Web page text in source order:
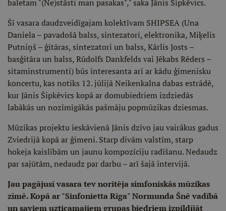
baletam "(Ne)stāsti man pasakas"," saka Jānis Šipkēvics.
Šī vasara daudzveidīgajam kolektīvam SHIPSEA (Una
Daniela – pavadošā balss, sintezatori, elektronika, Miķelis
Putniņš – ģitāras, sintezatori un balss, Kārlis Josts –
basģitāra un balss, Rūdolfs Dankfelds vai Jēkabs Rēders –
sitaminstrumenti) būs interesanta arī ar kādu ģimenisku
koncertu, kas notiks 12. jūlijā Neikenkalna dabas estrādē,
kur Jānis Šipkēvics kopā ar domubiedriem izdziedās
labākās un nozīmīgākās pašmāju popmūzikas dziesmas.
Mūzikas projektu ieskāvienā Jānis dzīvo jau vairākus gadus
Zviedrijā kopā ar ģimeni. Starp divām valstīm, starp
hokeja kaislībām un jaunu kompozīciju radīšanu. Nedaudz
par sajūtām, nedaudz par darbu – arī šajā intervijā.
Jau pagājusī vasara tev noritēja simfoniskās mūzikas
zīmē. Kopā ar "Sinfonietta Rīga" Normunda Šnē vadībā
un saviem uzticamajiem grupas biedriem izpildījāt